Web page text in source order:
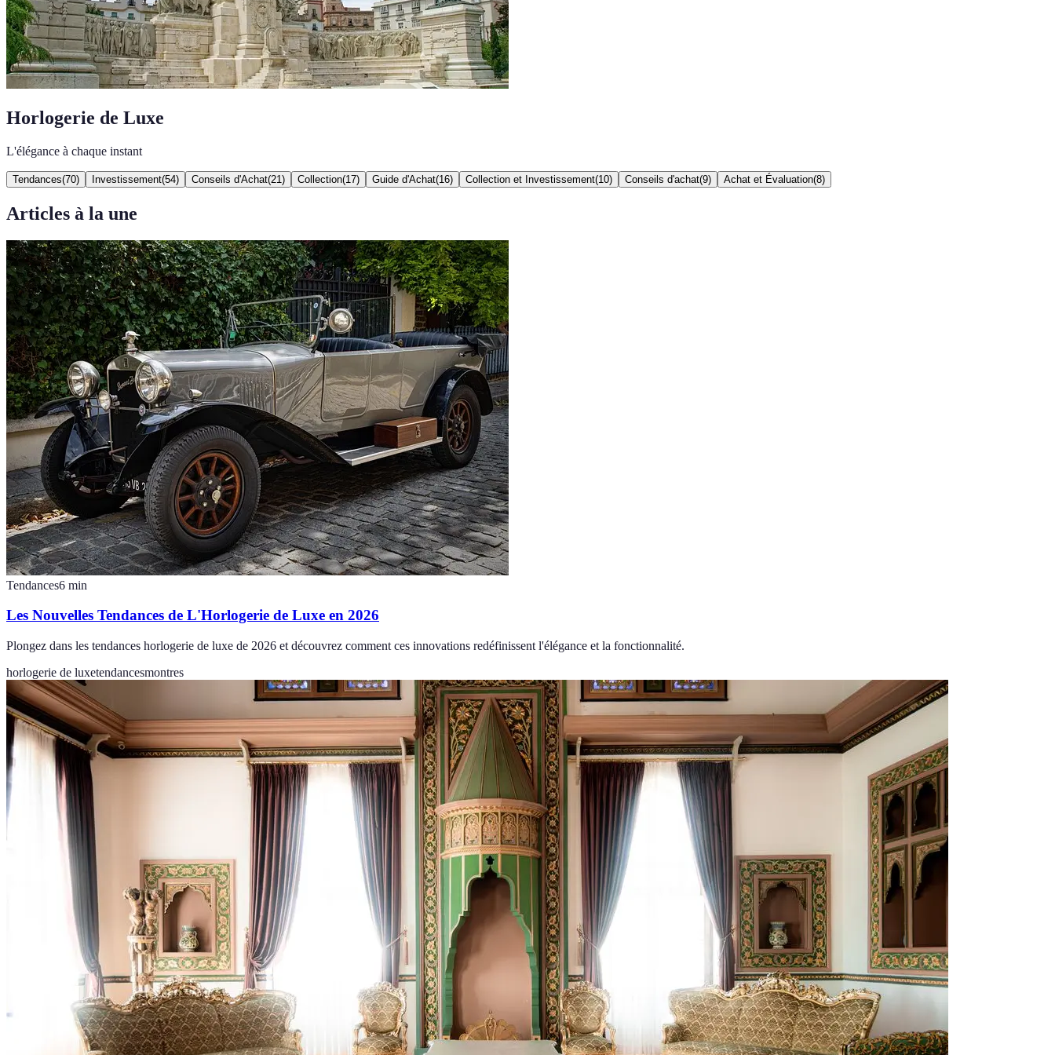
Horlogerie de Luxe
L'élégance à chaque instant
Tendances(70) Investissement(54) Conseils d'Achat(21 ) Collection(17) Guide d'Achat(16) Collection et Investissement(10) Conseils d'achat(9) Achat et Évaluation(8)
Articles à la une
Tendances6 min
Les Nouvelles Tendances de L'Horlogerie de Luxe en 2026
Plongez dans les tendances horlogerie de luxe de 2026 et découvrez comment ces innovations redéfinissent l'élégance et la fonctionnalité.
horlogerie de luxetendancesmontres